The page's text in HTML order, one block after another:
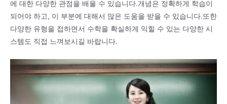
에 대한 다양한 관점을 배울 수 있습니다.개념은 정확하게 학습이
되어야 하고, 이 부분에 대해서 많은 도움을 받을 수 있습니다.또한
다양한 유형을 접하면서 수학을 확실하게 익힐 수 있는 다양한 시
스템도 직접 느껴보시길 바랍니다.